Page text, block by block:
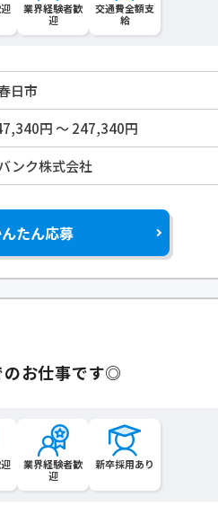
業界経験者歓
迎
交通費全額支
給
日市
円 〜 247,340円
ンク株式会社
たん応募
のお仕事です◎
業界経験者歓
迎
新卒採用あり